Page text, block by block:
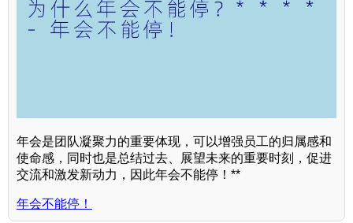
年会是团队凝聚力的重要体现，可以增强员工的归属感和
使命感，同时也是总结过去、展望未来的重要时刻，促进
交流和激发新动力，因此年会不能停！**
年会不能停！